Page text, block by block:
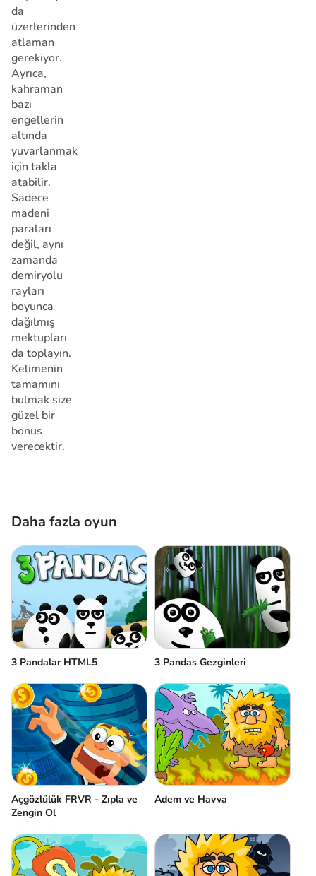
da
üzerlerinden
atlaman
gerekiyor.
Ayrıca,
kahraman
bazı
engellerin
altında
yuvarlanmak
için takla
atabilir.
Sadece
madeni
paraları
değil, aynı
zamanda
demiryolu
rayları
boyunca
dağılmış
mektupları
da toplayın.
Kelimenin
tamamını
bulmak size
güzel bir
bonus
verecektir.
Daha fazla oyun
3 Pandalar HTML5 3 Pandas Gezginleri
Açgözlülük FRVR - Zıpla ve
Zengin Ol
Adem ve Havva